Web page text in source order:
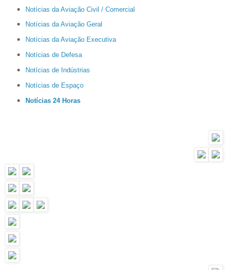
Notícias da Aviação Civil / Comercial
Notícias da Aviação Geral
Notícias da Aviação Executiva
Notícias de Defesa
Notícias de Indústrias
Notícias de Espaço
Notícias 24 Horas